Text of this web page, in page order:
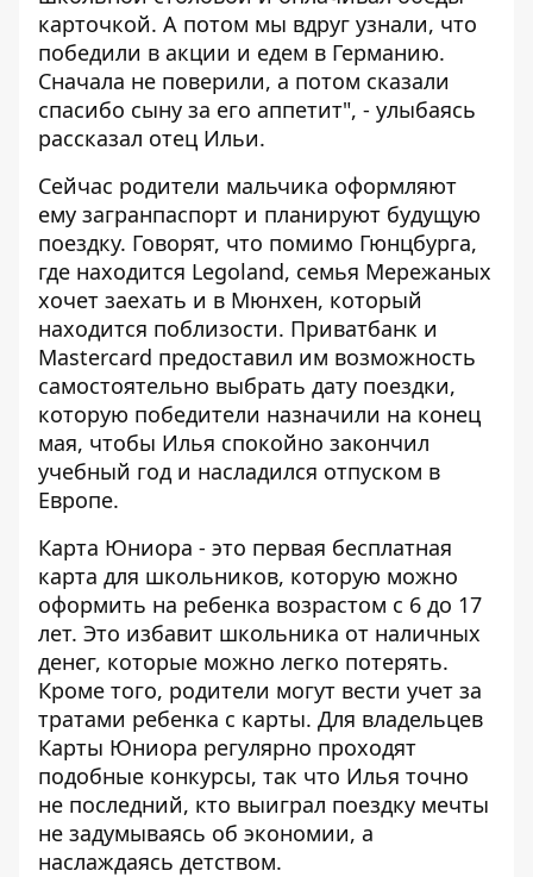
карточкой. А потом мы вдруг узнали, что
победили в акции и едем в Германию.
Сначала не поверили, а потом сказали
спасибо сыну за его аппетит", - улыбаясь
рассказал отец Ильи.
Сейчас родители мальчика оформляют
ему загранпаспорт и планируют будущую
поездку. Говорят, что помимо Гюнцбурга,
где находится Legoland, семья Мережаных
хочет заехать и в Мюнхен, который
находится поблизости. Приватбанк и
Mastercard предоставил им возможность
самостоятельно выбрать дату поездки,
которую победители назначили на конец
мая, чтобы Илья спокойно закончил
учебный год и насладился отпуском в
Европе.
Карта Юниора - это первая бесплатная
карта для школьников, которую можно
оформить на ребенка возрастом с 6 до 17
лет. Это избавит школьника от наличных
денег, которые можно легко потерять.
Кроме того, родители могут вести учет за
тратами ребенка с карты. Для владельцев
Карты Юниора регулярно проходят
подобные конкурсы, так что Илья точно
не последний, кто выиграл поездку мечты
не задумываясь об экономии, а
наслаждаясь детством.